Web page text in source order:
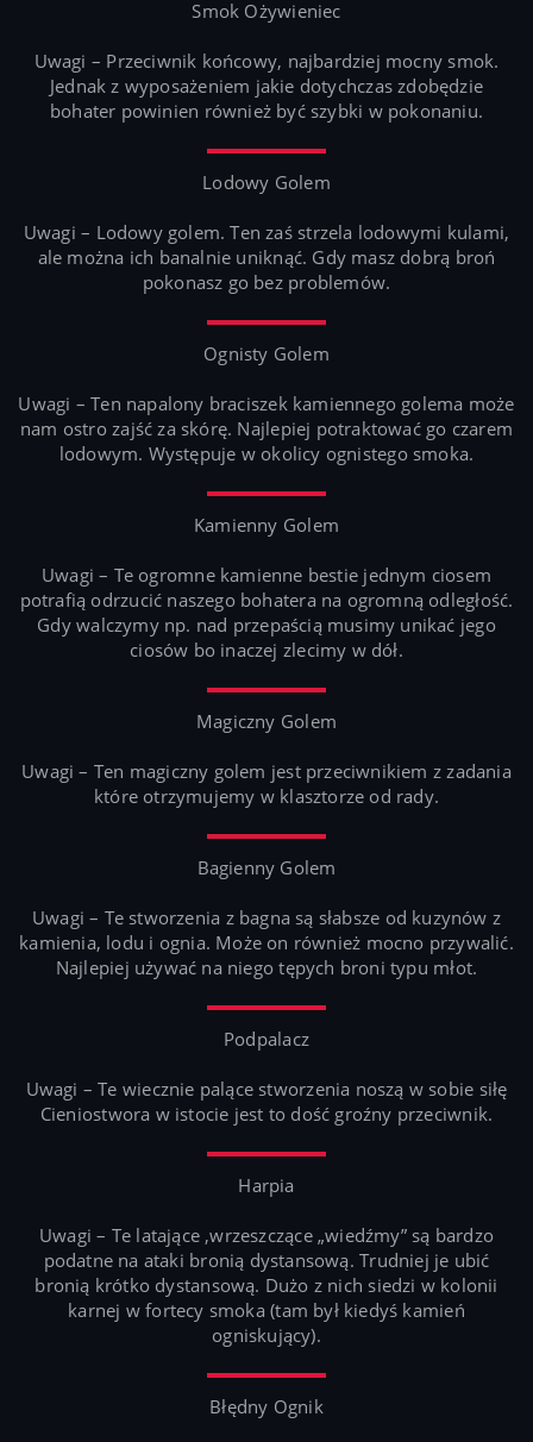
Smok Ożywieniec
Uwagi – Przeciwnik końcowy, najbardziej mocny smok.
Jednak z wyposażeniem jakie dotychczas zdobędzie
bohater powinien również być szybki w pokonaniu.
Lodowy Golem
Uwagi – Lodowy golem. Ten zaś strzela lodowymi kulami,
ale można ich banalnie uniknąć. Gdy masz dobrą broń
pokonasz go bez problemów.
Ognisty Golem
Uwagi – Ten napalony braciszek kamiennego golema może
nam ostro zajść za skórę. Najlepiej potraktować go czarem
lodowym. Występuje w okolicy ognistego smoka.
Kamienny Golem
Uwagi – Te ogromne kamienne bestie jednym ciosem
potrafią odrzucić naszego bohatera na ogromną odległość.
Gdy walczymy np. nad przepaścią musimy unikać jego
ciosów bo inaczej zlecimy w dół.
Magiczny Golem
Uwagi – Ten magiczny golem jest przeciwnikiem z zadania
które otrzymujemy w klasztorze od rady.
Bagienny Golem
Uwagi – Te stworzenia z bagna są słabsze od kuzynów z
kamienia, lodu i ognia. Może on również mocno przywalić.
Najlepiej używać na niego tępych broni typu młot.
Podpalacz
Uwagi – Te wiecznie palące stworzenia noszą w sobie siłę
Cieniostwora w istocie jest to dość groźny przeciwnik.
Harpia
Uwagi – Te latające ,wrzeszczące „wiedźmy” są bardzo
podatne na ataki bronią dystansową. Trudniej je ubić
bronią krótko dystansową. Dużo z nich siedzi w kolonii
karnej w fortecy smoka (tam był kiedyś kamień
ogniskujący).
Błędny Ognik